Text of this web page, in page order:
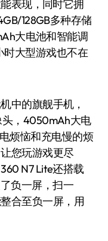
表现，同时它拥
128GB多种存储
大电池和智能调
时大型游戏也不在
中的旗舰手机，
，4050mAh大电
烦恼和充电慢的烦
您玩游戏更尽
N7 Lite还搭载
负一屏，扫一
合至负一屏，用